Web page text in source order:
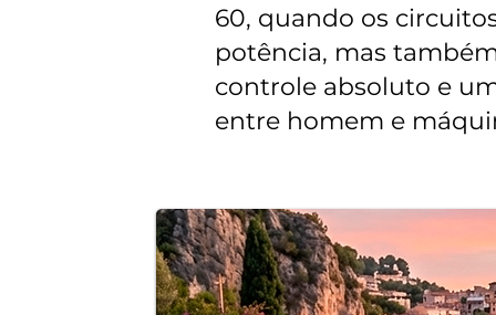
60, quando os
potência, mas
controle absoluto e
entre homem e